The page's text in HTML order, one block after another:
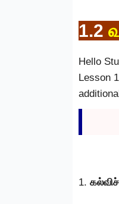
1.2
Hello
Lesson
1.